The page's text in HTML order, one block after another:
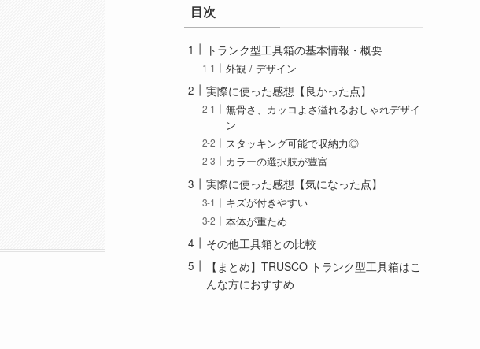
目次
トランク型工具箱の基本情報・概要
外観 / デザイン
実際に使った感想【良かった点】
無骨さ、カッコよさ溢れるおしゃれデザイ
ン
スタッキング可能で収納力◎
カラーの選択肢が豊富
実際に使った感想【気になった点】
キズが付きやすい
本体が重ため
その他工具箱との比較
【まとめ】TRUSCO トランク型工具箱はこ
んな方におすすめ